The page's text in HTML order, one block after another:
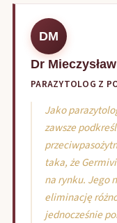
DM
Dr
PARAZYTOLOG Z
Jako
zawsze
taka, że
na rynku. Jego
eliminację
jednocześnie